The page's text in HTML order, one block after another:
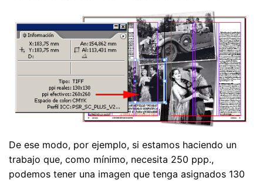
De ese modo, por ejemplo, si estamos haciendo un
trabajo que, como mínimo, necesita 250 ppp.,
podemos tener una imagen que tenga asignados 130